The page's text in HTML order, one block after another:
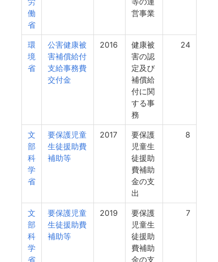
働
省
営事業
環
境
省
公害健康被
害補償給付
支給事務費
交付金
2016
健康被
害の認
定及び
補償給
付に関
する事
務
24
文
部
科
学
省
要保護児童
生徒援助費
補助等
2017
要保護
児童生
徒援助
費補助
金の支
出
8
文
部
科
学
省
要保護児童
生徒援助費
補助等
2019
要保護
児童生
徒援助
費補助
金の支
7